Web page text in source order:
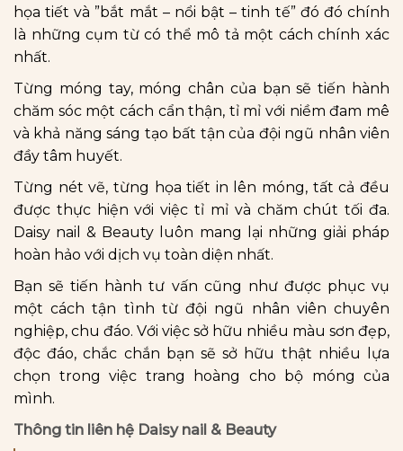
họa tiết và ”bắt mắt – nổi bật – tinh tế” đó đó chính
là những cụm từ có thể mô tả một cách chính xác
nhất.
Từng móng tay, móng chân của bạn sẽ tiến hành
chăm sóc một cách cẩn thận, tỉ mỉ với niềm đam mê
và khả năng sáng tạo bất tận của đội ngũ nhân viên
đầy tâm huyết.
Từng nét vẽ, từng họa tiết in lên móng, tất cả đều
được thực hiện với việc tỉ mỉ và chăm chút tối đa.
Daisy nail & Beauty luôn mang lại những giải pháp
hoàn hảo với dịch vụ toàn diện nhất.
Bạn sẽ tiến hành tư vấn cũng như được phục vụ
một cách tận tình từ đội ngũ nhân viên chuyên
nghiệp, chu đáo. Với việc sở hữu nhiều màu sơn đẹp,
độc đáo, chắc chắn bạn sẽ sở hữu thật nhiều lựa
chọn trong việc trang hoàng cho bộ móng của
mình.
Thông tin liên hệ Daisy nail & Beauty